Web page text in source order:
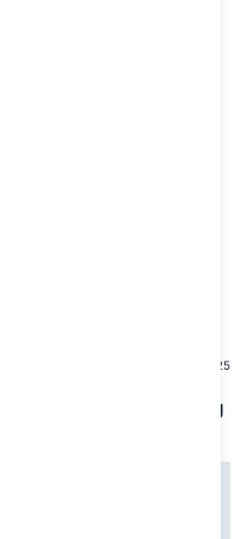
30. januar 2025
gør du det nemt og